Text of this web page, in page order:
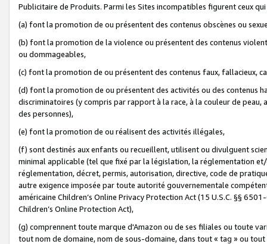
Publicitaire de Produits. Parmi les Sites incompatibles figurent ceux
(a) font la promotion de ou présentent des contenus obscènes ou
(b) font la promotion de la violence ou présentent des contenus
ou dommageables,
(c) font la promotion de ou présentent des contenus faux, fallacieux,
(d) font la promotion de ou présentent des activités ou des contenus
discriminatoires (y compris par rapport à la race, à la couleur de
des personnes),
(e) font la promotion de ou réalisent des activités illégales,
(f) sont destinés aux enfants ou recueillent, utilisent ou divulguent
minimal applicable (tel que fixé par la législation, la réglementation
réglementation, décret, permis, autorisation, directive, code de
autre exigence imposée par toute autorité gouvernementale
américaine Children’s Online Privacy Protection Act (15 U.S.C. §§
Children’s Online Protection Act),
(g) comprennent toute marque d'Amazon ou de ses filiales ou toute
tout nom de domaine, nom de sous-domaine, dans tout « tag » ou